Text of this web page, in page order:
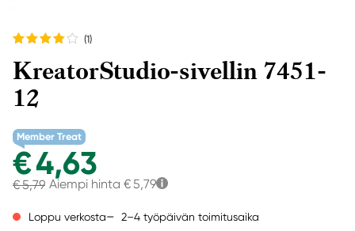
(1)
KreatorStudio-sivellin 7451-
12
Member Treat
€ 4,63
€ 5,79 Aiempi hinta € 5,79
Loppu verkosta 2–4 työpäivän toimitusaika